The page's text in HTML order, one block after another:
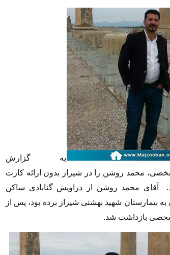
به گزارش
محمد روشن را در شیراز بدون ارائه کارت
آقای محمد روشن از دراویش گنابادی ساکن
بیمارستان شهید بهشتی شیراز برده بود، پس از
بازداشت شد.